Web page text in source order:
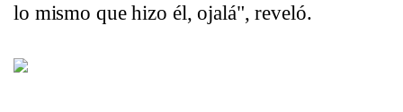
lo mismo que hizo él, ojalá", reveló.